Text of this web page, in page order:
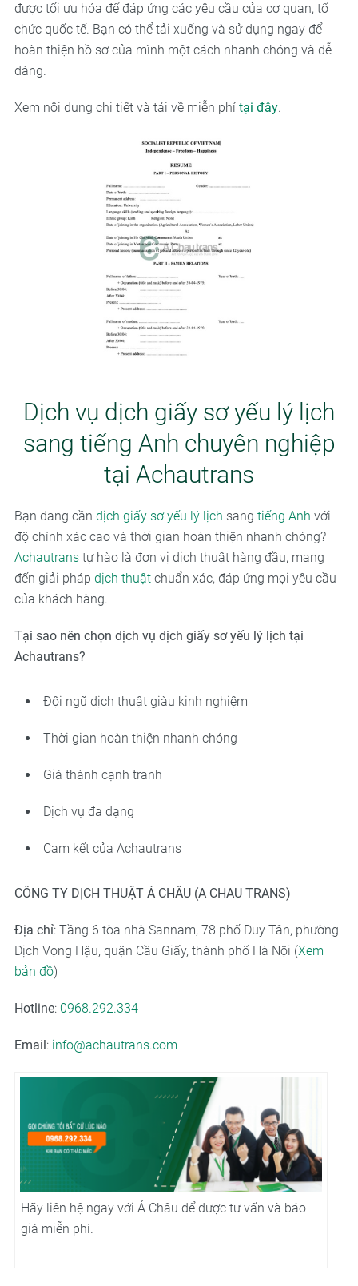
được tối ưu hóa để đáp ứng các yêu cầu của cơ quan, tổ
chức quốc tế. Bạn có thể tải xuống và sử dụng ngay để
hoàn thiện hồ sơ của mình một cách nhanh chóng và dễ
dàng.
Xem nội dung chi tiết và tải về miễn phí tại đây.
Dịch vụ dịch giấy sơ yếu lý lịch
sang tiếng Anh chuyên nghiệp
tại Achautrans
Bạn đang cần dịch giấy sơ yếu lý lịch sang tiếng Anh với
độ chính xác cao và thời gian hoàn thiện nhanh chóng?
Achautranstự hào là đơn vị dịch thuật hàng đầu, mang
đến giải pháp dịch thuậtchuẩn xác, đáp ứng mọi yêu cầu
của khách hàng.
Tại sao nên chọn dịch vụ dịch giấy sơ yếu lý lịch tại
Achautrans?
Đội ngũ dịch thuật giàu kinh nghiệm
Thời gian hoàn thiện nhanh chóng
Giá thành cạnh tranh
Dịch vụ đa dạng
Cam kết của Achautrans
CÔNG TY DỊCH THUẬT Á CHÂU (A CHAU TRANS)
Địa chỉ: Tầng 6 tòa nhà Sannam, 78 phố Duy Tân, phường
Dịch Vọng Hậu, quận Cầu Giấy, thành phố Hà Nội (Xem
bản đồ)
Hotline: 0968.292.334
Email: info@achautrans.com
Hãy liên hệ ngay với Á Châu để được tư vấn và báo
giá miễn phí.